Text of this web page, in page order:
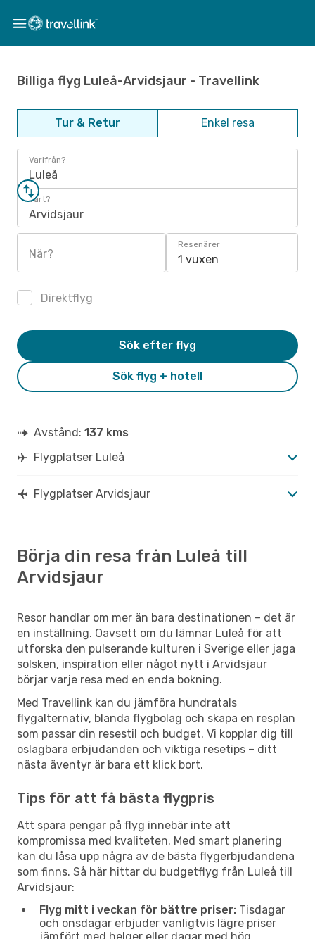
Billiga flyg Luleå-Arvidsjaur - Travellink
Tur & Retur Enkel resa
Varifrån?
Luleå
Vart?
Arvidsjaur
När?
Resenärer
1 vuxen
Direktflyg
Sök flyg + hotell
Sök efter flyg
Avstånd: 137 kms
Flygplatser Luleå
Flygplatser Arvidsjaur
Börja din resa från Luleå till
Arvidsjaur
Resor handlar om mer än bara destinationen – det är
en inställning. Oavsett om du lämnar Luleå för att
utforska den pulserande kulturen i Sverige eller jaga
solsken, inspiration eller något nytt i Arvidsjaur
börjar varje resa med en enda bokning.
Med Travellink kan du jämföra hundratals
flygalternativ, blanda flygbolag och skapa en resplan
som passar din resestil och budget. Vi kopplar dig till
oslagbara erbjudanden och viktiga resetips – ditt
nästa äventyr är bara ett klick bort.
Tips för att få bästa flygpris
Att spara pengar på flyg innebär inte att
kompromissa med kvaliteten. Med smart planering
kan du låsa upp några av de bästa flygerbjudandena
som finns. Så här hittar du budgetflyg från Luleå till
Arvidsjaur:
Flyg mitt i veckan för bättre priser: Tisdagar
och onsdagar erbjuder vanligtvis lägre priser